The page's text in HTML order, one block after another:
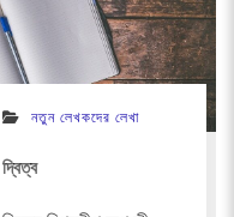
নতুন লেখকদের লেখা
দ্বিত্ব